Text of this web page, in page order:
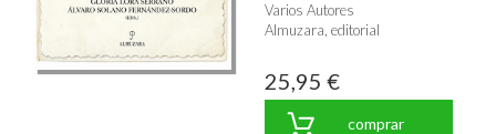
Varios Autores
Almuzara, editorial
25,95 €
comprar